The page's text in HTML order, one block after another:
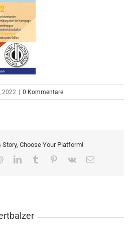
2022 0 Kommentare
Story, Choose Your Platform!
RedditLinkedInTumblr Pinterest
Vk
E-